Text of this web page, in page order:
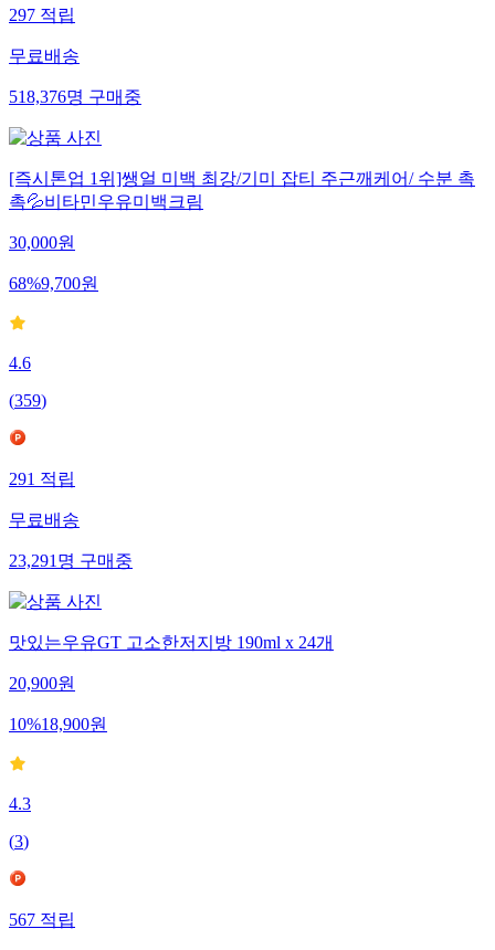
297적립
무료배송
518,376명구매중
[즉시톤업 1위]쌩얼 미백 최강/기미 잡티 주근깨케어/ 수분 촉
촉💦비타민우유미백크림
30,000원
68%9,700원
4.6
(359)
291적립
무료배송
23,291명구매중
맛있는우유GT 고소한저지방 190ml x 24개
20,900원
10%18,900원
4.3
(3)
567적립